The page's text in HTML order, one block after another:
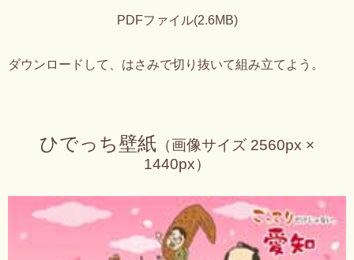
PDFファイル(2.6MB)
ダウンロードして、はさみで切り抜いて組み立てよう。
ひでっち壁紙 （画像サイズ 2560px ×
1440px）